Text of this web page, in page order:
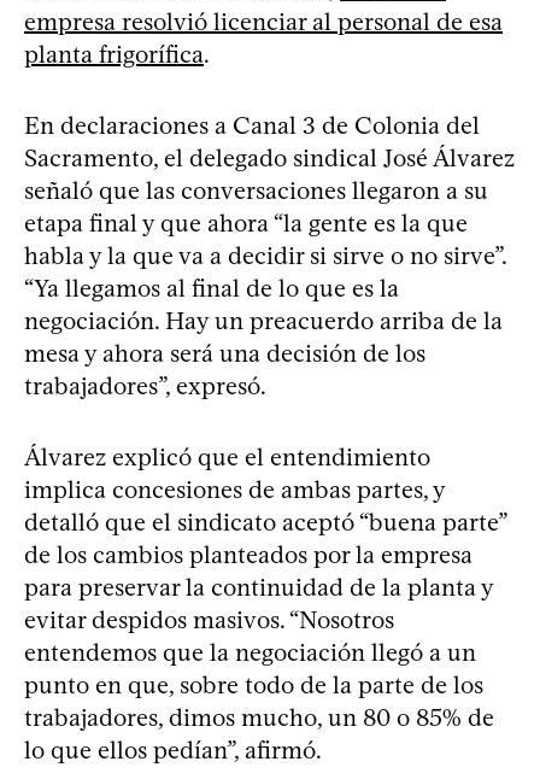
empresa resolvió licenciar al personal de esa
planta frigorífica.
En declaraciones a Canal 3 de Colonia del
Sacramento, el delegado sindical José Álvarez
señaló que las conversaciones llegaron a su
etapa final y que ahora “la gente es la que
habla y la que va a decidir si sirve o no sirve”.
“Ya llegamos al final de lo que es la
negociación. Hay un preacuerdo arriba de la
mesa y ahora será una decisión de los
trabajadores”, expresó.
Álvarez explicó que el entendimiento
implica concesiones de ambas partes, y
detalló que el sindicato aceptó “buena parte”
de los cambios planteados por la empresa
para preservar la continuidad de la planta y
evitar despidos masivos. “Nosotros
entendemos que la negociación llegó a un
punto en que, sobre todo de la parte de los
trabajadores, dimos mucho, un 80 o 85% de
lo que ellos pedían”, afirmó.